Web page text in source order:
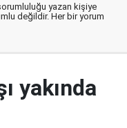
yazan kişiye
değildir. Her bir yorum
yakında